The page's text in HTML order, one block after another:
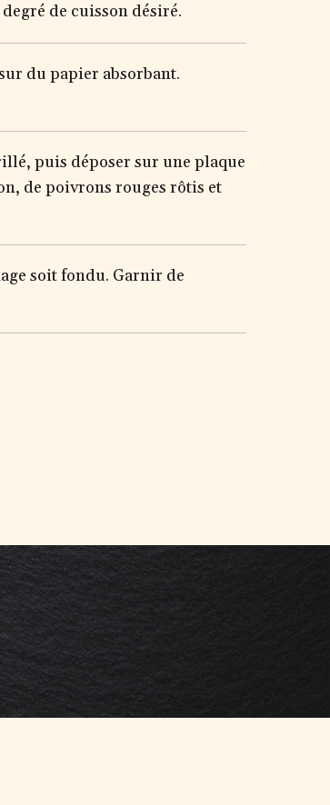
de cuisson désiré.
du papier absorbant.
puis déposer sur une plaque
de poivrons rouges rôtis et
soit fondu. Garnir de